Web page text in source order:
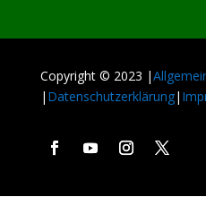
Copyright © 2023 |
| Datenschutzerklärung|